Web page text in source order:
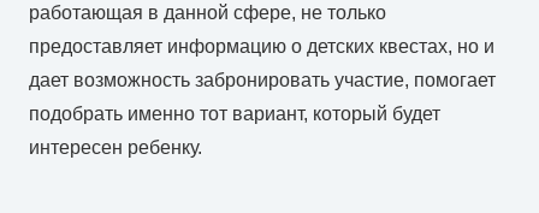
работающая в данной сфере, не только
предоставляет информацию о детских квестах, но и
дает возможность забронировать участие, помогает
подобрать именно тот вариант, который будет
интересен ребенку.